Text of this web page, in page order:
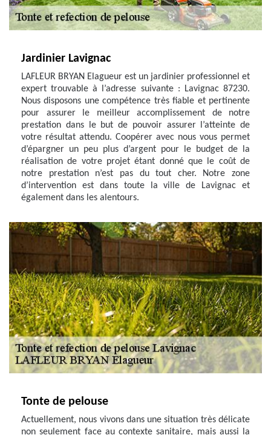
Jardinier Lavignac
LAFLEUR BRYAN Elagueur est un jardinier professionnel et
expert trouvable à l’adresse suivante : Lavignac 87230.
Nous disposons une compétence très fiable et pertinente
pour assurer le meilleur accomplissement de notre
prestation dans le but de pouvoir assurer l’atteinte de
votre résultat attendu. Coopérer avec nous vous permet
d’épargner un peu plus d’argent pour le budget de la
réalisation de votre projet étant donné que le coût de
notre prestation n’est pas du tout cher. Notre zone
d’intervention est dans toute la ville de Lavignac et
également dans les alentours.
Tonte de pelouse
Actuellement, nous vivons dans une situation très délicate
non seulement face au contexte sanitaire, mais aussi la